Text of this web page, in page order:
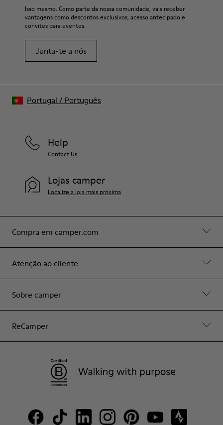
Isso mesmo. Como parte da nossa comunidade, vais receber
vantagens como descontos exclusivos, acesso antecipado e
convites para eventos.
Junta-te a nós
Compra em camper.com
Atenção ao cliente
Sobre camper
ReCamper
Help
Contact Us
Lojas camper
Localize a loja mais próxima
Portugal / Português